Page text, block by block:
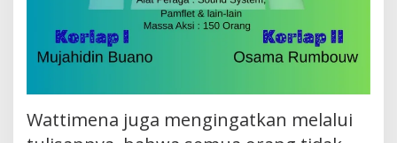
Wattimena juga mengingatkan melalui